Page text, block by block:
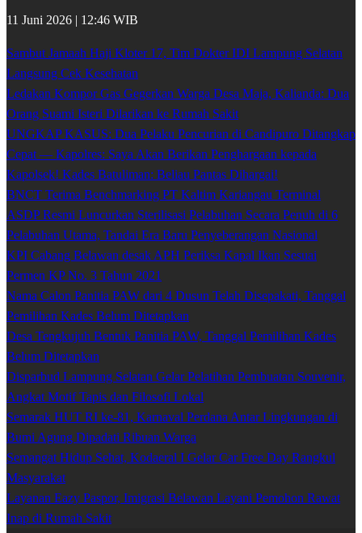
11 Juni 2026 | 12:46 WIB
Sambut Jamaah Haji Kloter 17, Tim Dokter IDI Lampung Selatan
Langsung Cek Kesehatan
Ledakan Kompor Gas Gegerkan Warga Desa Maja, Kalianda: Dua
Orang Suami Isteri Dilarikan ke Rumah Sakit
UNGKAP KASUS: Dua Pelaku Pencurian di Candipuro Ditangkap
Cepat — Kapolres: Saya Akan Berikan Penghargaan kepada
Kapolsek! Kades Batuliman: Beliau Pantas Dihargai!
BNCT Terima Benchmarking PT Kaltim Kariangau Terminal
ASDP Resmi Luncurkan Sterilisasi Pelabuhan Secara Penuh di 6
Pelabuhan Utama, Tandai Era Baru Penyeberangan Nasional
KPI Cabang Belawan desak APH Periksa Kapal Ikan Sesuai
Permen KP No. 3 Tahun 2021
Nama Calon Panitia PAW dari 4 Dusun Telah Disepakati, Tanggal
Pemilihan Kades Belum Ditetapkan
Desa Tengkujuh Bentuk Panitia PAW, Tanggal Pemilihan Kades
Belum Ditetapkan
Disparbud Lampung Selatan Gelar Pelatihan Pembuatan Souvenir,
Angkat Motif Tapis dan Filosofi Lokal
Semarak HUT RI ke-81, Karnaval Perdana Antar Lingkungan di
Bumi Agung Dipadati Ribuan Warga
Semangat Hidup Sehat, Kodaeral I Gelar Car Free Day Rangkul
Masyarakat
Layanan Eazy Paspor, Imigrasi Belawan Layani Pemohon Rawat
Inap di Rumah Sakit